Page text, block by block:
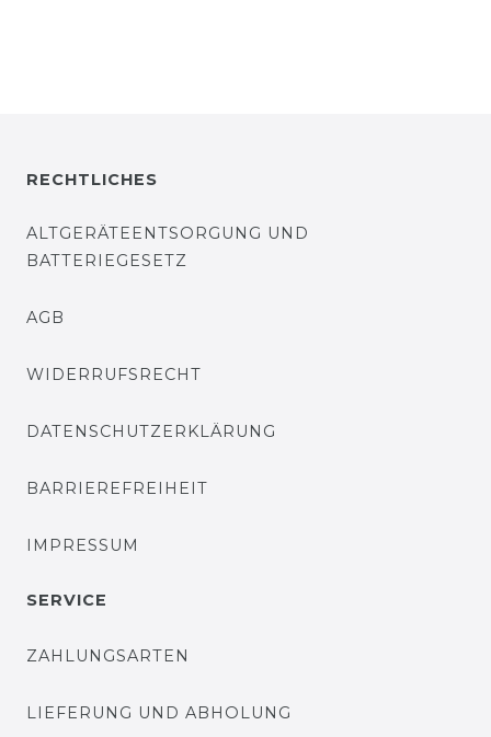
RECHTLICHES
ALTGERÄTEENTSORGUNG UND
BATTERIEGESETZ
AGB
WIDERRUFSRECHT
DATENSCHUTZERKLÄRUNG
BARRIEREFREIHEIT
IMPRESSUM
SERVICE
ZAHLUNGSARTEN
LIEFERUNG UND ABHOLUNG